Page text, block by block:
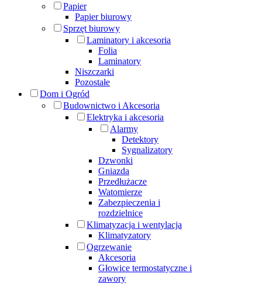
Papier
Papier biurowy
Sprzęt biurowy
Laminatory i akcesoria
Folia
Laminatory
Niszczarki
Pozostałe
Dom i Ogród
Budownictwo i Akcesoria
Elektryka i akcesoria
Alarmy
Detektory
Sygnalizatory
Dzwonki
Gniazda
Przedłużacze
Watomierze
Zabezpieczenia i
rozdzielnice
Klimatyzacja i wentylacja
Klimatyzatory
Ogrzewanie
Akcesoria
Głowice termostatyczne i
zawory